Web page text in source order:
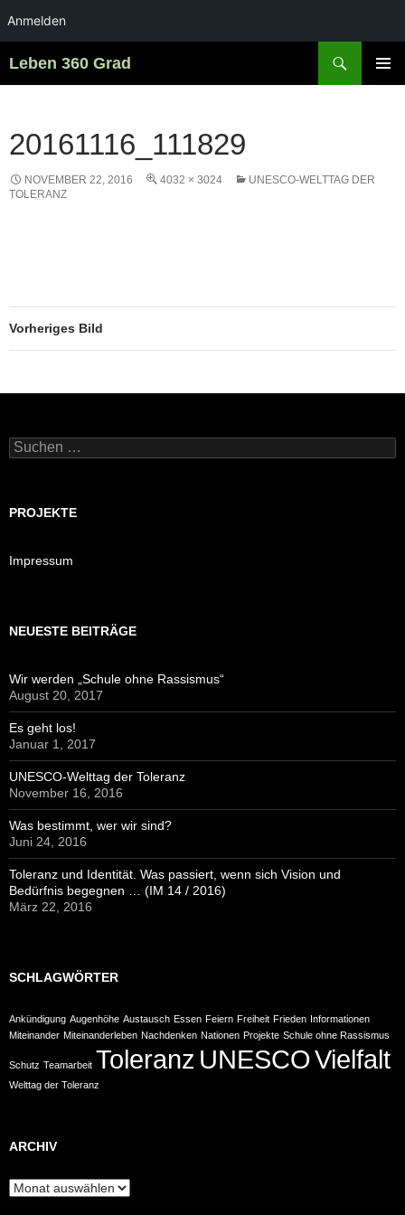
Anmelden
Inhalt
Leben 360 Grad
20161116_111829
NOVEMBER 22, 2016 4032 × 3024
UNESCO-WELTTAG DER
TOLERANZ
Vorheriges Bild
Suchen
nach:
PROJEKTE
Impressum
NEUESTE BEITRÄGE
Wir werden „Schule ohne Rassismus“
August 20, 2017
Es geht los!
Januar 1, 2017
UNESCO-Welttag der Toleranz
November 16, 2016
Was bestimmt, wer wir sind?
Juni 24, 2016
Toleranz und Identität. Was passiert, wenn sich Vision und
Bedürfnis begegnen … (IM 14 / 2016)
März 22, 2016
SCHLAGWÖRTER
Ankündigung Augenhöhe Austausch Essen Feiern Freiheit Frieden Informationen
Miteinander Miteinanderleben Nachdenken Nationen Projekte Schule ohne Rassismus
Schutz Teamarbeit Toleranz UNESCOVielfalt
Welttag der Toleranz
ARCHIV
Archiv